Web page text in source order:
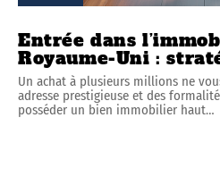
Entrée dans
Royaume-Uni :
Un achat à plusieurs millions ne
adresse prestigieuse et des
posséder un bien immobilier haut…